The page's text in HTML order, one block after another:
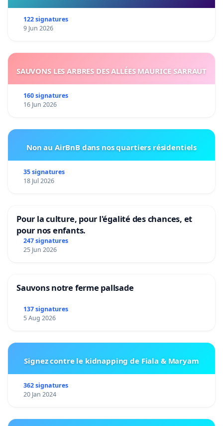
122 signatures
9 Jun 2026
SAUVONS LES ARBRES DES ALLÉES MAURICE SARRAUT
160 signatures
16 Jun 2026
Non au AirBnB dans nos quartiers résidentiels
35 signatures
18 Jul 2026
Pour la culture, pour l'égalité des chances, et
pour nos enfants.
247 signatures
25 Jun 2026
Sauvons notre ferme pallsade
137 signatures
5 Aug 2026
Signez contre le kidnapping de Fiala & Maryam
362 signatures
20 Jan 2024